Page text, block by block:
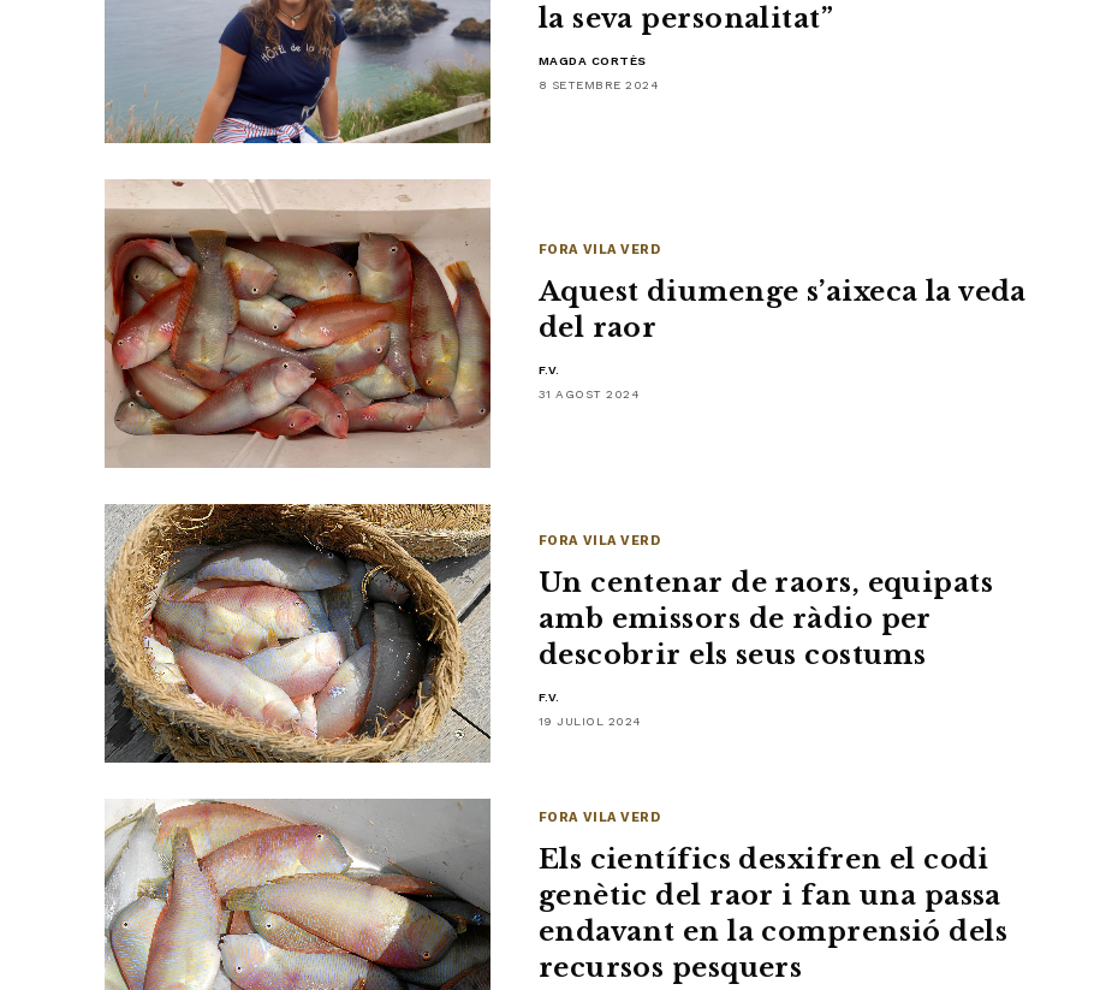
la seva personalitat”
MAGDA CORTÈS
8 SETEMBRE 2024
FORA VILA VERD
Aquest diumenge s’aixeca la veda
del raor
F.V.
31 AGOST 2024
FORA VILA VERD
Un centenar de raors, equipats
amb emissors de ràdio per
descobrir els seus costums
F.V.
19 JULIOL 2024
FORA VILA VERD
Els científics desxifren el codi
genètic del raor i fan una passa
endavant en la comprensió dels
recursos pesquers